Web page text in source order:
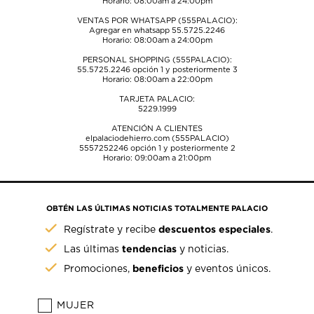
VENTAS POR WHATSAPP (555PALACIO):
Agregar en whatsapp 55.5725.2246
Horario: 08:00am a 24:00pm
PERSONAL SHOPPING (555PALACIO):
55.5725.2246opción 1 y posteriormente 3
Horario: 08:00am a 22:00pm
TARJETA PALACIO:
5229.1999
ATENCIÓN A CLIENTES
elpalaciodehierro.com (555PALACIO)
5557252246opción 1 y posteriormente 2
Horario: 09:00am a 21:00pm
OBTÉN LAS ÚLTIMAS NOTICIAS TOTALMENTE PALACIO
Regístrate y recibedescuentos especiales.
Las últimastendencias y noticias.
Promociones, beneficios y eventos únicos.
MUJER